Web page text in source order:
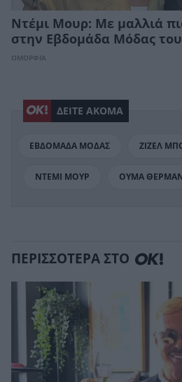
Ντέμι Μουρ: Με μαλλιά
στην Εβδομάδα Μόδας
ΟΜΟΡΦΙΑ
ΔΕΙΤΕ ΑΚΟΜΑ
ΕΒΔΟΜΑΔΑ ΜΟΔΑΣ ΖΙΖΕΛ
ΝΤΕΜΙ ΜΟΥΡ ΟΥΜΑ ΘΕΡΜΑΝ
ΠΕΡΙΣΣΟΤΕΡΑ ΣΤΟ